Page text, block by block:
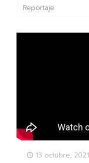
Reportaje
13 octubre, 2021